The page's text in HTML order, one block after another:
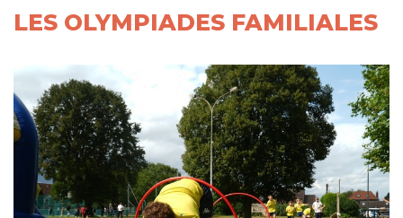
LES OLYMPIADES FAMILIALES